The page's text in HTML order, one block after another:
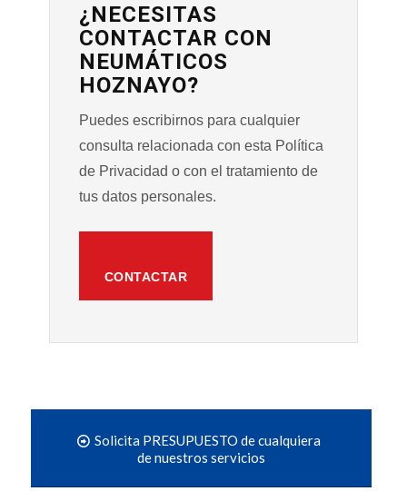
¿NECESITAS
CONTACTAR CON
NEUMÁTICOS
HOZNAYO?
Puedes escribirnos para cualquier
consulta relacionada con esta Política
de Privacidad o con el tratamiento de
tus datos personales.
CONTACTAR
Solicita PRESUPUESTO de cualquiera
de nuestros servicios